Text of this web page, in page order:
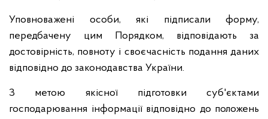
Уповноважені особи, які підписали форму,
передбачену цим Порядком, відповідають за
достовірність, повноту і своєчасність подання даних
відповідно до законодавства України.
З метою якісної підготовки суб'єктами
господарювання інформації відповідно до положень